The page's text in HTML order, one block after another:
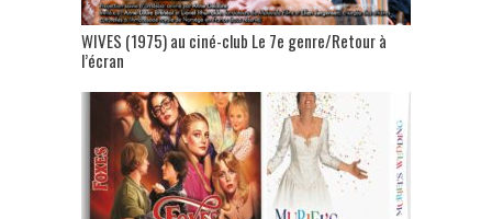
WIVES (1975) au ciné-club Le 7e genre/Retour à
l’écran